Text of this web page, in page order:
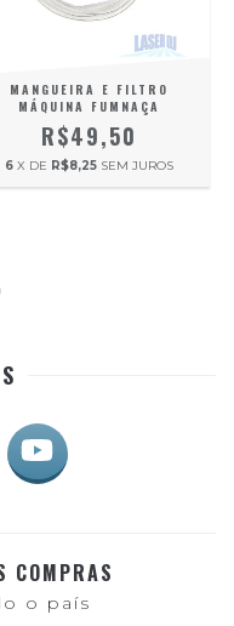
MANGUEIRA E FILTRO
MÁQUINA FUMNAÇA
R$49,50
6 X DE R$8,25 SEM JUROS
COMPRAS
o país